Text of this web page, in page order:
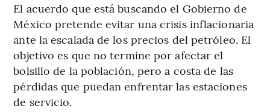
El acuerdo que está buscando el Gobierno de
México pretende evitar una crisis inflacionaria
ante la escalada de los precios del petróleo. El
objetivo es que no termine por afectar el
bolsillo de la población, pero a costa de las
pérdidas que puedan enfrentar las estaciones
de servicio.